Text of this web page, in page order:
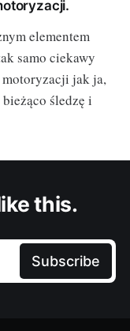
elementem
samo ciekawy
motoryzacji jak ja,
śledzę i
this.
Subscribe